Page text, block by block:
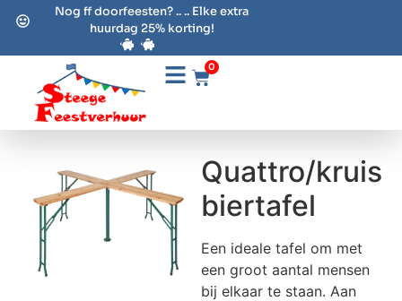
Nog ff doorfeesten? .. .. Elke extra
huurdag 25% korting!
0
Quattro/kruis
biertafel
Een ideale tafel om met
een groot aantal mensen
bij elkaar te staan. Aan